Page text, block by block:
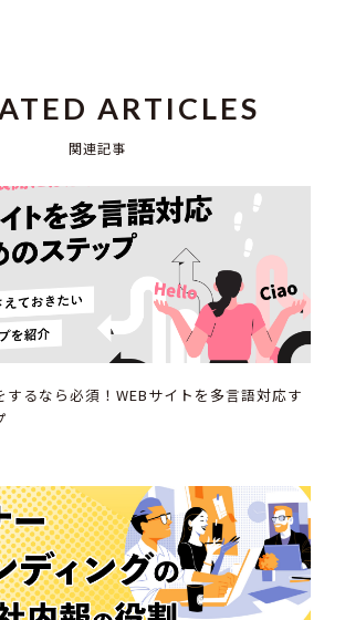
ARTICLES
関連記事
するなら必須！WEBサイトを多言語対応す